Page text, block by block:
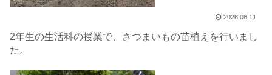
2026.06.11
2年生の生活科の授業で、さつまいもの苗植えを行いまし
た。